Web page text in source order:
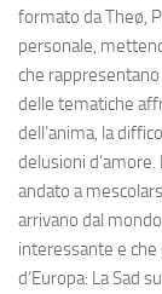
formato da Theø,
personale,
che
delle tematiche
dell’anima, la
delusioni
andato a
arrivano dal
interessante e che
d’Europa: La Sad